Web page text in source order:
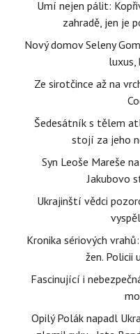
Umí nejen pálit:
zahradě, jen je
Nový domov Seleny
luxus,
Ze sirotčince až na
Šedesátník s tělem
stojí za jeho
Syn Leoše Mareše
Jakubovo
Ukrajinští vědci
Kronika sériových
žen. Policii
Fascinující i
Opilý Polák napadl